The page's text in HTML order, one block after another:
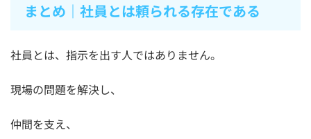
まとめ｜社員とは頼られる存在である
社員とは、指示を出す人ではありません。
現場の問題を解決し、
仲間を支え、